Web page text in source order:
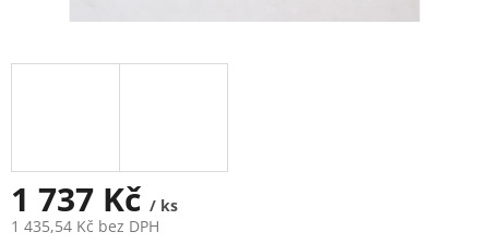
1 737 Kč / ks
1 435,54 Kč bez DPH